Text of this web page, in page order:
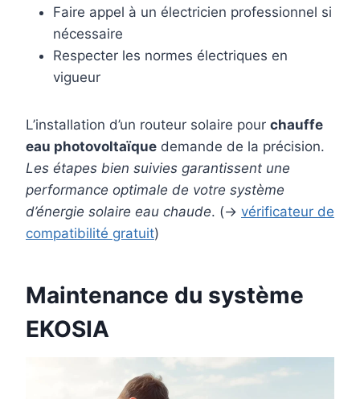
Faire appel à un électricien professionnel si
nécessaire
Respecter les normes électriques en
vigueur
L’installation d’un routeur solaire pour chauffe
eau photovoltaïque demande de la précision.
Les étapes bien suivies garantissent une
performance optimale de votre système
d’énergie solaire eau chaude. (→ vérificateur de
compatibilité gratuit)
Maintenance du système
EKOSIA